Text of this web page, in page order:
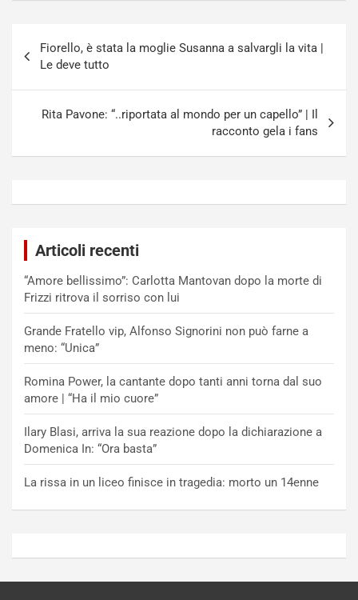
articoli
Fiorello, è stata la moglie Susanna a salvargli la vita |
Le deve tutto
Rita Pavone: “..riportata al mondo per un capello” | Il
racconto gela i fans
Articoli recenti
“Amore bellissimo”: Carlotta Mantovan dopo la morte di
Frizzi ritrova il sorriso con lui
Grande Fratello vip, Alfonso Signorini non può farne a
meno: “Unica”
Romina Power, la cantante dopo tanti anni torna dal suo
amore | “Ha il mio cuore”
Ilary Blasi, arriva la sua reazione dopo la dichiarazione a
Domenica In: “Ora basta”
La rissa in un liceo finisce in tragedia: morto un 14enne